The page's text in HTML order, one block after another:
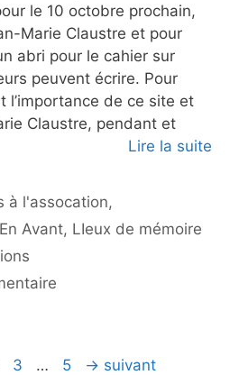
le 10 octobre prochain,
Marie Claustre et pour
abri pour le cahier sur
peuvent écrire. Pour
l’importance de ce site et
Claustre, pendant et
Lire la suite
à l'assocation,
En Avant, LIeux de mémoire
Page
3 … Page
5 → suivant